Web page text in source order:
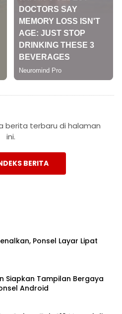
berita terbaru di halaman
ini.
BERITA
Ponsel Layar Lipat
Siapkan Tampilan Bergaya
Android